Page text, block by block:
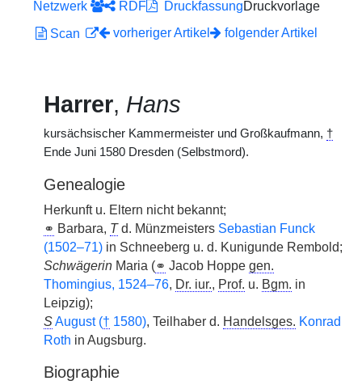
Netzwerk
RDF DruckfassungDruckvorlage
Scan
vorheriger Artikel folgender Artikel
Harrer, Hans
kursächsischer Kammermeister und Großkaufmann, †
Ende Juni 1580 Dresden (Selbstmord).
Genealogie
Herkunft u. Eltern nicht bekannt;
⚭ Barbara, Td. Münzmeisters Sebastian Funck
(1502–71) in Schneeberg u. d. Kunigunde Rembold;
Schwägerin Maria (⚭ Jacob Hoppe gen.
Thomingius, 1524–76, Dr. iur., Prof. u. Bgm. in
Leipzig);
SAugust († 1580), Teilhaber d. Handelsges. Konrad
Roth in Augsburg.
Biographie